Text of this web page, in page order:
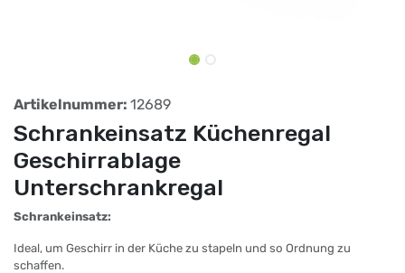
Artikelnummer: 12689
Schrankeinsatz Küchenregal
Geschirrablage
Unterschrankregal
Schrankeinsatz:
Ideal, um Geschirr in der Küche zu stapeln und so Ordnung zu
schaffen.